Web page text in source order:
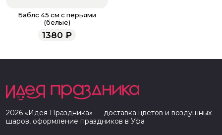
Баблс 45 см с перьями
(белые)
1380 ₽
2026 «Идея Праздника» — доставка цветов и воздушных
шаров, оформление праздников в Уфа